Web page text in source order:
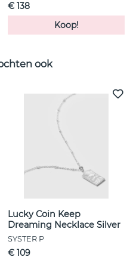
€ 138
Koop!
ook
Lucky Coin Keep
Dreaming Necklace Silver
SYSTER P
€ 109